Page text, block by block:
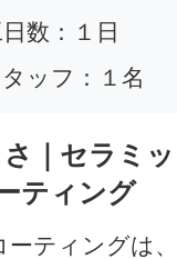
数：１日
ッフ：１名
｜セラミ
ティング
ティングは